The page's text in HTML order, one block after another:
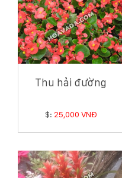
Thu hải đường
$: 25,000 VNĐ